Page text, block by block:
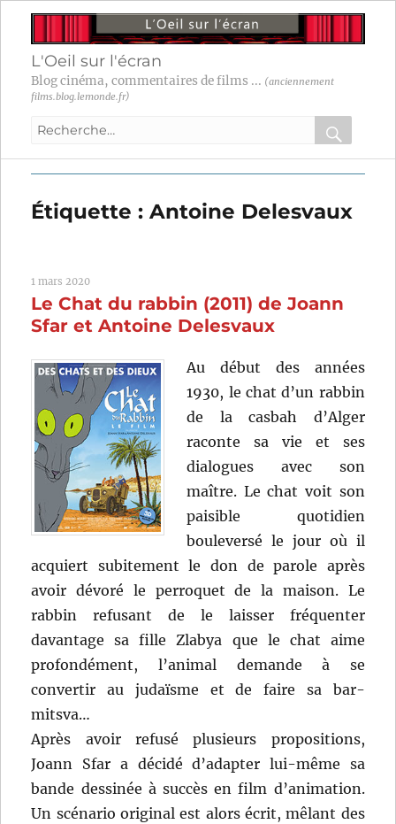
L'Oeil sur l'écran
Blog cinéma, commentaires de films ... (anciennement
films.blog.lemonde.fr)
Recherche
:
OK
Étiquette :Antoine Delesvaux
1 mars 2020
Le Chat du rabbin (2011) de Joann
Sfar et Antoine Delesvaux
Au début des années
1930, le chat d’un rabbin
de la casbah d’Alger
raconte sa vie et ses
dialogues avec son
maître. Le chat voit son
paisible quotidien
bouleversé le jour où il
acquiert subitement le don de parole après
avoir dévoré le perroquet de la maison. Le
rabbin refusant de le laisser fréquenter
davantage sa fille Zlabya que le chat aime
profondément, l’animal demande à se
convertir au judaïsme et de faire sa bar-
mitsva…
Après avoir refusé plusieurs propositions,
Joann Sfar a décidé d’adapter lui-même sa
bande dessinée à succès en film d’animation.
Un scénario original est alors écrit, mêlant des